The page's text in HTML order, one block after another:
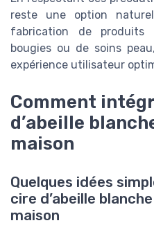
reste une option
fabrication de produits
bougies ou de soins
expérience utilisateur
Comment
d’abeille
maison
Quelques idées
cire d’abeille
maison